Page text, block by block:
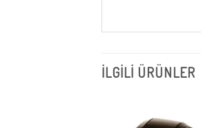
İLGILI ÜRÜNLER